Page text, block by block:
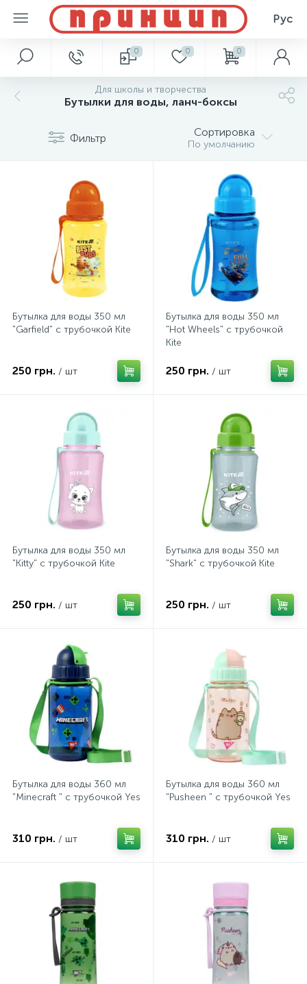
Рус
0 0 0
Для школы и творчества
Бутылки для воды, ланч-боксы
Фильтр Сортировка
По умолчанию
Бутылка для воды 350 мл
"Garfield" с трубочкой Kite
250 грн. / шт
Бутылка для воды 350 мл
"Hot Wheels" с трубочкой
Kite
250 грн. / шт
Бутылка для воды 350 мл
"Kitty" с трубочкой Kite
250 грн. / шт
Бутылка для воды 350 мл
"Shark" с трубочкой Kite
250 грн. / шт
Бутылка для воды 360 мл
"Minecraft " с трубочкой Yes
310 грн. / шт
Бутылка для воды 360 мл
"Pusheen " с трубочкой Yes
310 грн. / шт